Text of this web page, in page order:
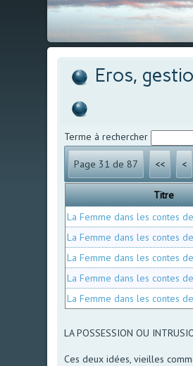
Eros,
Terme à rechercher
Page 31 de 87 << <
Titre
La Femme dans les contes
La Femme dans les contes
La Femme dans les contes
La Femme dans les contes
La Femme dans les contes
LA POSSESSION OU
Ces deux idées, vieilles